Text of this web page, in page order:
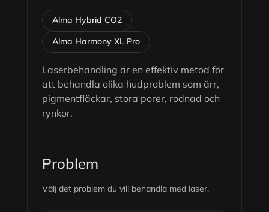
Alma Hybrid CO2
Alma Harmony XL Pro
Laserbehandling är en effektiv metod för
att behandla olika hudproblem som ärr,
pigmentfläckar, stora porer, rodnad och
rynkor.
Problem
Välj det problem du vill behandla med laser.